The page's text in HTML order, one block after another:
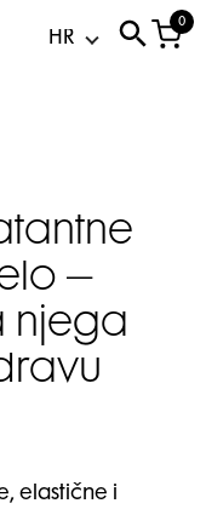
0
–
njega
elastične i